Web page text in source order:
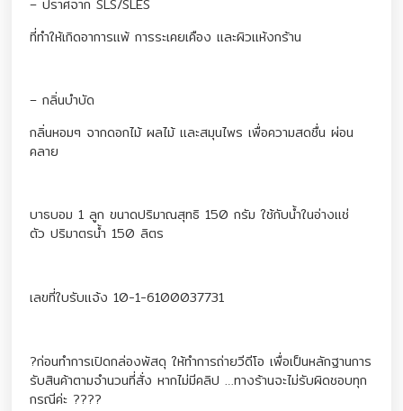
– ปราศจาก SLS/SLES
ที่ทำให้เกิดอาการแพ้ การระเคยเคือง และผิวแห้งกร้าน
– กลิ่นบำบัด
กลิ่นหอมๆ จากดอกไม้ ผลไม้ และสมุนไพร เพื่อความสดชื่น ผ่อน
คลาย
บาธบอม 1 ลูก ขนาดปริมาณสุทธิ 150 กรัม ใช้กับน้ำในอ่างแช่
ตัว ปริมาตรน้ำ 150 ลิตร
เลขที่ใบรับแจ้ง 10-1-6100037731
?ก่อนทำการเปิดกล่องพัสดุ ให้ทำการถ่ายวีดีโอ เพื่อเป็นหลักฐานการ
รับสินค้าตามจำนวนที่สั่ง หากไม่มีคลิป …ทางร้านจะไม่รับผิดชอบทุก
กรณีค่ะ ????